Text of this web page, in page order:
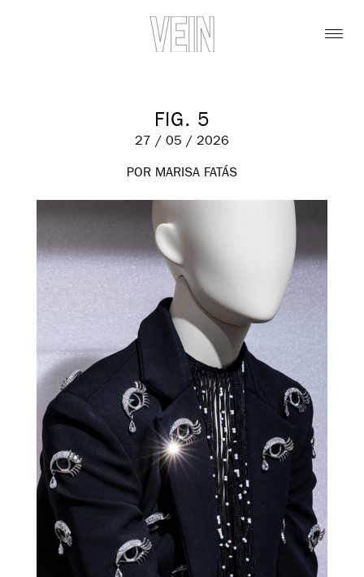
FIG. 5
27 / 05 / 2026
POR MARISA FATÁS